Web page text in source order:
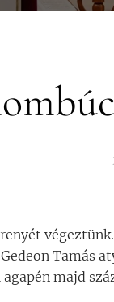
Tamás
majd